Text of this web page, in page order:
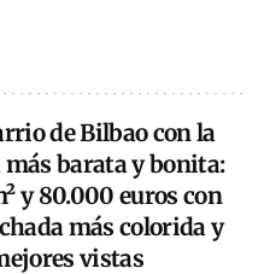
de Bilbao con la
más barata y bonita:
y 80.000 euros con
más colorida y
vistas